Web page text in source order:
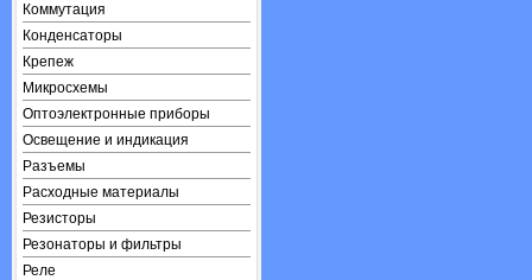
Коммутация
Конденсаторы
Крепеж
Микросхемы
Оптоэлектронные приборы
Освещение и индикация
Разъемы
Расходные материалы
Резисторы
Резонаторы и фильтры
Реле